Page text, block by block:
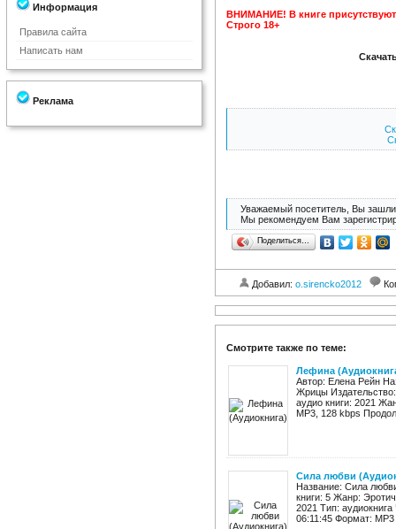
Информация
Правила сайта
Написать нам
Реклама
ВНИМАНИЕ! В книге
Строго 18+
Уважаемый посетитель, Вы зашли
Мы рекомендуем Вам
Поделиться…
Добавил: o.sirencko2012
Смотрите также по теме:
Лефина
Автор: Елена Рейн
Жрицы
аудио книги: 2021
MP3, 128 kbps
Сила любви
Название: Сила
книги: 5 Жанр:
2021 Тип:
06:11:45 Формат: